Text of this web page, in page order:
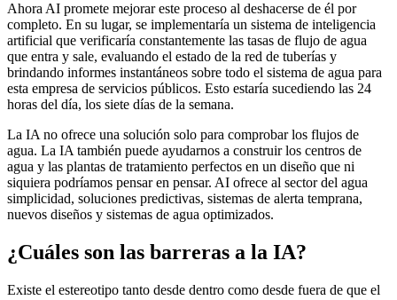
Ahora AI promete mejorar este proceso al deshacerse de él por
completo. En su lugar, se implementaría un sistema de inteligencia
artificial que verificaría constantemente las tasas de flujo de agua
que entra y sale, evaluando el estado de la red de tuberías y
brindando informes instantáneos sobre todo el sistema de agua para
esta empresa de servicios públicos. Esto estaría sucediendo las 24
horas del día, los siete días de la semana.
La IA no ofrece una solución solo para comprobar los flujos de
agua. La IA también puede ayudarnos a construir los centros de
agua y las plantas de tratamiento perfectos en un diseño que ni
siquiera podríamos pensar en pensar. AI ofrece al sector del agua
simplicidad, soluciones predictivas, sistemas de alerta temprana,
nuevos diseños y sistemas de agua optimizados.
¿Cuáles son las barreras a la IA?
Existe el estereotipo tanto desde dentro como desde fuera de que el